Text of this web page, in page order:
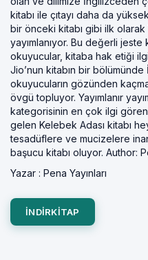
kitabı ile çıtayı daha da
bir önceki kitabı gibi ilk
yayımlanıyor. Bu değerli jeste
okuyucular, kitaba hak etiği
Jio’nun kitabın bir
okuyucuların gözünden
övgü topluyor. Yayımlanır
kategorisinin en çok ilgi
gelen Kelebek Adası kitabı
tesadüflere ve mucizelere
başucu kitabı oluyor. Author:
Yazar : Pena Yayınları
INDIRKITAP